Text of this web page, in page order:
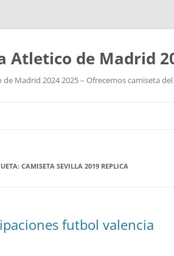
Atletico de Madrid
Madrid 2024 2025 – Ofrecemos camiseta
CAMISETA SEVILLA 2019 REPLICA
futbol valencia